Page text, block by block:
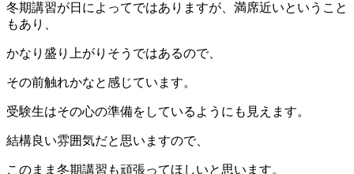
冬期講習が日によってではありますが、満席近いということ
もあり、
かなり盛り上がりそうではあるので、
その前触れかなと感じています。
受験生はその心の準備をしているようにも見えます。
結構良い雰囲気だと思いますので、
このまま冬期講習も頑張ってほしいと思います。